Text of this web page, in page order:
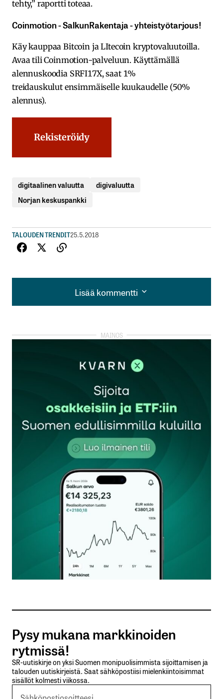
tehty,” raportti toteaa.
Coinmotion​ ​-​ ​SalkunRakentaja ​-​ ​yhteistyötarjous!
Käy kauppaa Bitcoin ja LItecoin kryptovaluutoilla.
Avaa​ ​tili​ ​Coinmotion-palveluun.​ ​Käyttämällä​ ​
alennuskoodia​ ​SRFI17X,​ ​saat​ ​1%
treidauskulut​ ​ensimmäiselle​ ​kuukaudelle​ ​(50%​ ​
alennus).
Rekisteröidy
digitaalinen valuutta
digivaluutta
Norjan keskuspankki
TALOUDEN TRENDIT25.5.2018
Lisää kommentti
Lisää kommentti
kirjautua
rekisteröityä
Sähköpostiosoitettasi ei julkaista.Pakolliset
kentät on merkitty*
Kommentti*
Nimesi tai nimimerkkisi
Sähköpostiosoitteesi
Tilaa SalkunRakentajan uutiskirje
Lähetä kommentti
Pysy mukana markkinoiden
rytmissä!
SR-uutiskirje on yksi Suomen monipuolisimmista sijoittamisen ja
talouden uutiskirjeistä. Saat sähköpostiisi mielenkiintoisimmat
sisällöt kolmesti viikossa.